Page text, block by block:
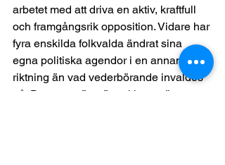
arbetet med att driva en aktiv, kraftfull
och framgångsrik opposition. Vidare har
fyra enskilda folkvalda ändrat sina
egna politiska agendor i en annan
riktning än vad vederbörande invaldes
på. Den egna ”nya” positionen är